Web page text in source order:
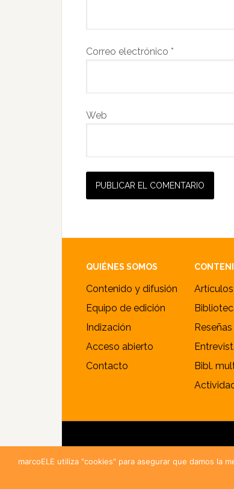
Correo electrónico *
Web
Footer
QUIÉNES SOMOS
Contenido y difusión
Equipo de edición
Indización
Acceso abierto
Contacto
Reseñas
Bibl.
marcoELE utiliza "cookies" para asegurar que damos la